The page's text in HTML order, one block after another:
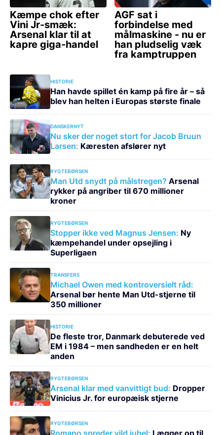
HISTORIE
Han havde spillet én kamp på fire år – så
blev han helten i Europas største finale
DANSKERNYT
Nu sker der noget stort for Jacob Bruun
Larsen: Kæresten afslører nyt
RYGTEBØRSEN
Man Utd snydt på målstregen? Arsenal
rykker på angriber til 670 millioner
kroner
RYGTEBØRSEN
Stopper ikke ved Magnus Jensen: Ny
kæmpehandel under opsejling i
Superligaen
TRANSFERS
Michael Owen med kontroversielt råd:
Arsenal bør hente Man Utd-stjerne til
350 millioner
HISTORIE
De fleste tror, Danmark debuterede ved
EM i 1984 – men sandheden er en helt
anden
RYGTEBØRSEN
Arsenal klar med vanvittigt bud: Dropper
Vinicius Jr. for europæisk stjerne
RYGTEBØRSEN
Romano spreder vild jubel: Lægger op til